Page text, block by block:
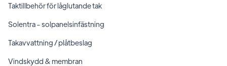
Taktillbehör för låglutande tak
Solentra - solpanelsinfästning
Takavvattning / plåtbeslag
Vindskydd & membran